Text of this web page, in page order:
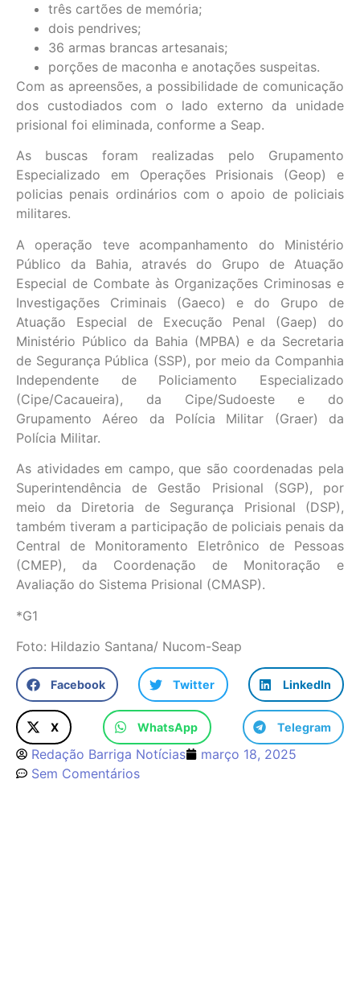
três cartões de memória;
dois pendrives;
36 armas brancas artesanais;
porções de maconha e anotações suspeitas.
Com as apreensões, a possibilidade de comunicação
dos custodiados com o lado externo da unidade
prisional foi eliminada, conforme a Seap.
As buscas foram realizadas pelo Grupamento
Especializado em Operações Prisionais (Geop) e
policias penais ordinários com o apoio de policiais
militares.
A operação teve acompanhamento do Ministério
Público da Bahia, através do Grupo de Atuação
Especial de Combate às Organizações Criminosas e
Investigações Criminais (Gaeco) e do Grupo de
Atuação Especial de Execução Penal (Gaep) do
Ministério Público da Bahia (MPBA) e da Secretaria
de Segurança Pública (SSP), por meio da Companhia
Independente de Policiamento Especializado
(Cipe/Cacaueira), da Cipe/Sudoeste e do
Grupamento Aéreo da Polícia Militar (Graer) da
Polícia Militar.
As atividades em campo, que são coordenadas pela
Superintendência de Gestão Prisional (SGP), por
meio da Diretoria de Segurança Prisional (DSP),
também tiveram a participação de policiais penais da
Central de Monitoramento Eletrônico de Pessoas
(CMEP), da Coordenação de Monitoração e
Avaliação do Sistema Prisional (CMASP).
*G1
Foto: Hildazio Santana/ Nucom-Seap
Facebook Twitter LinkedIn
X WhatsApp Telegram
Redação Barriga Notícias
março 18, 2025
Sem Comentários